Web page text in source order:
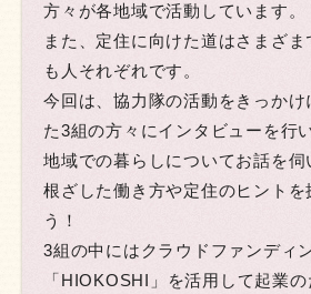
方々が各地域で活動しています。
また、定住に向けた道はさまざ
も人それぞれです。
今回は、協力隊の活動をきっか
た3組の方々にインタビューを行
地域での暮らしについてお話を伺
根ざした働き方や定住のヒントを
う！
3組の中にはクラウドファンディ
「HIOKOSHI」を活用して起業